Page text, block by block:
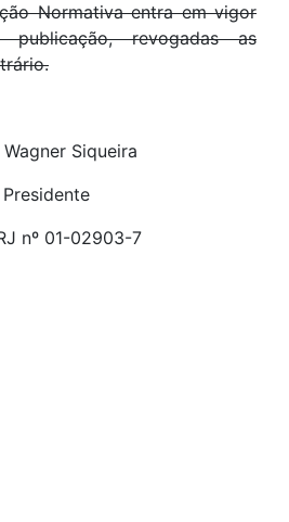
Normativa entra em vigor
revogadas as
Siqueira
Presidente
nº 01-02903-7